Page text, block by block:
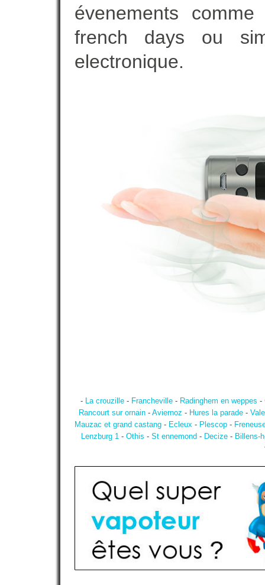
évenements
french days ou
electronique.
- La crouzille- Francheville- Radinghem en weppes -
Rancourt sur ornain - Aviernoz - Hures la parade -
Mauzac et grand castang - Ecleux - Plescop -
Lenzburg 1 - Othis - St ennemond - Decize - Billens-